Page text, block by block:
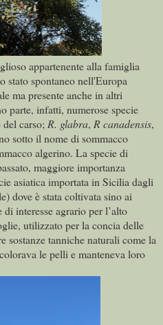
appartenente alla famiglia
stato spontaneo nell'Europa
ma presente anche in altri
parte, infatti, numerose specie
carso; R. glabra, R canadensis,
sotto il nome di sommacco
algerino. La specie di
maggiore importanza
asiatica importata in Sicilia dagli
dove è stata coltivata sino ai
interesse agrario per l’alto
utilizzato per la concia delle
sostanze tanniche naturali come la
le pelli e manteneva loro